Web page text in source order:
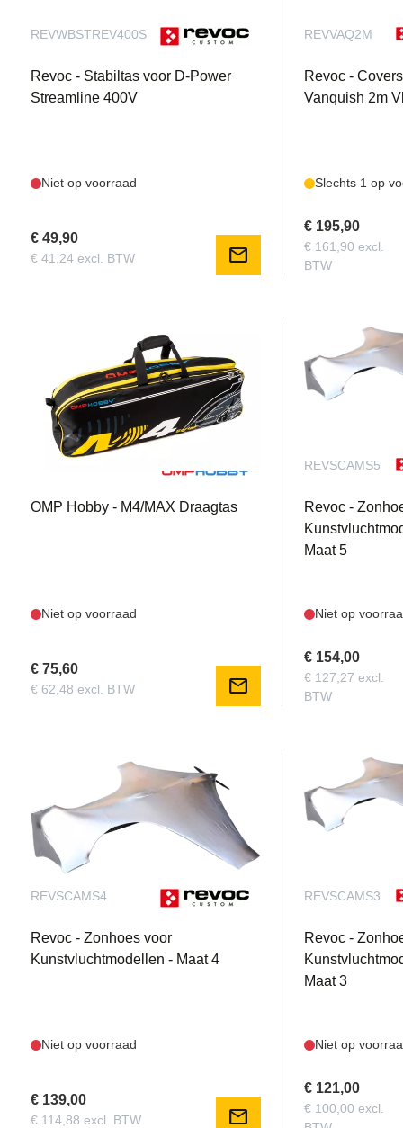
REVWBSTREV400S
Revoc - Stabiltas voor D-Power
Streamline 400V
Niet op voorraad
€ 49,90
€ 41,24 excl. BTW mail
REVVAQ2M
Revoc -
Vanquish 2m
Slechts 1 op
€ 195,90
€ 161,90 excl.
BTW
OMP Hobby - M4/MAX Draagtas
Niet op voorraad
€ 75,60
€ 62,48 excl. BTW mail
REVSCAMS5
Revoc -
Maat 5
Niet op
€ 154,00
€ 127,27 excl.
BTW
REVSCAMS4
Revoc - Zonhoes voor
Kunstvluchtmodellen - Maat 4
Niet op voorraad
€ 139,00
€ 114,88 excl. BTW mail
REVSCAMS3
Revoc -
Maat 3
Niet op
€ 121,00
€ 100,00 excl.